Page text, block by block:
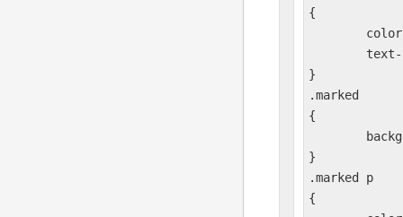
{
}
.marked
{
}
.marked p
{